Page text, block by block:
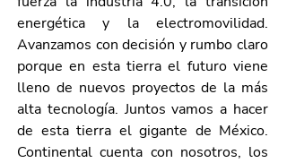
energética y la electromovilidad.
Avanzamos con decisión y rumbo claro
porque en esta tierra el futuro viene
lleno de nuevos proyectos de la más
alta tecnología. Juntos vamos a hacer
de esta tierra el gigante de México.
Continental cuenta con nosotros, los